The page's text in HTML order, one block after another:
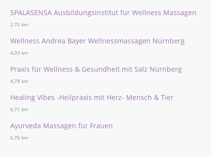
SPALASENSA Ausbildungsinstitut für Wellness Massagen
2,75 km
Wellness Andrea Bayer Wellnessmassagen Nürnberg
4,03 km
Praxis für Wellness & Gesundheit mit Salz Nürnberg
4,78 km
Healing Vibes -Heilpraxis mit Herz- Mensch & Tier
6,71 km
Ayurveda Massagen für Frauen
6,76 km